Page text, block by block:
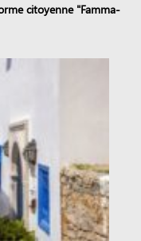
citoyenne "Famma-